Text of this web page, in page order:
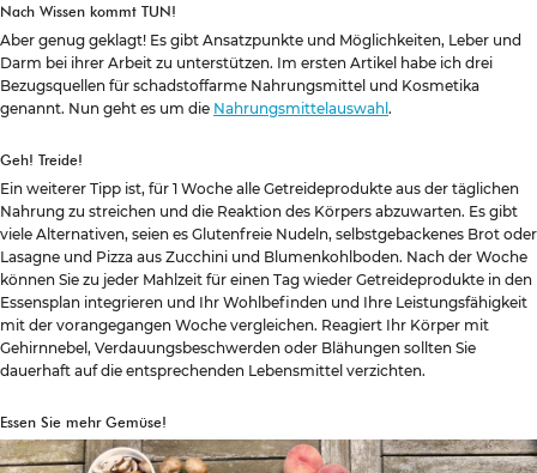
Nach Wissen kommt TUN!
Aber genug geklagt! Es gibt Ansatzpunkte und Möglichkeiten, Leber und
Darm bei ihrer Arbeit zu unterstützen. Im ersten Artikel habe ich drei
Bezugsquellen für schadstoffarme Nahrungsmittel und Kosmetika
genannt. Nun geht es um die Nahrungsmittelauswahl .
Geh! Treide!
Ein weiterer Tipp ist, für 1 Woche alle Getreideprodukte aus der täglichen
Nahrung zu streichen und die Reaktion des Körpers abzuwarten. Es gibt
viele Alternativen, seien es Glutenfreie Nudeln, selbstgebackenes Brot oder
Lasagne und Pizza aus Zucchini und Blumenkohlboden. Nach der Woche
können Sie zu jeder Mahlzeit für einen Tag wieder Getreideprodukte in den
Essensplan integrieren und Ihr Wohlbefinden und Ihre Leistungsfähigkeit
mit der vorangegangen Woche vergleichen. Reagiert Ihr Körper mit
Gehirnnebel, Verdauungsbeschwerden oder Blähungen sollten Sie
dauerhaft auf die entsprechenden Lebensmittel verzichten.
Essen Sie mehr Gemüse!